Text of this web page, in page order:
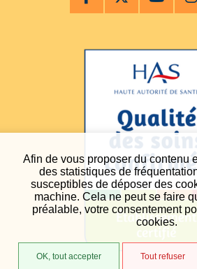
Afin de vous proposer du contenu
des statistiques de
susceptibles de déposer des
machine. Cela ne peut se faire
préalable, votre consentement
cookies.
OK, tout accepter Tout refuser